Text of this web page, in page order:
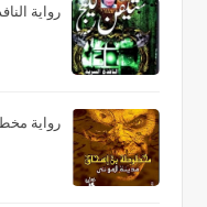
رواية
رواية